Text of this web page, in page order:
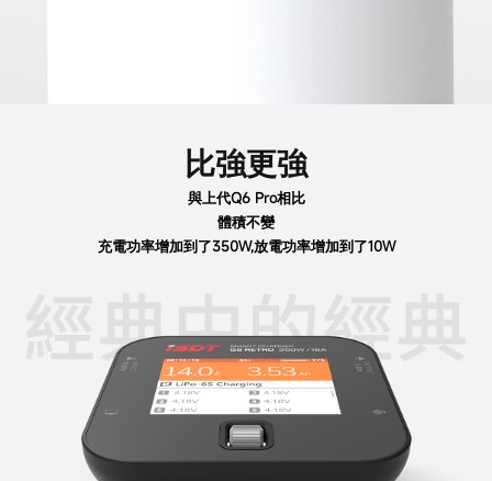
比強更強
與上代Q6 Pro相比
體積不變
充電功率增加到了350W,放電功率增加到了10W